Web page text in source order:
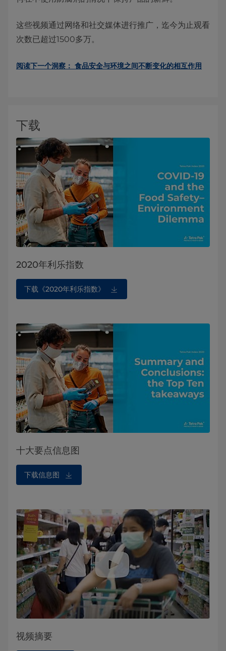
这些视频通过网络和社交媒体进行推广，迄今为止观看
次数已超过1500多万。
阅读下一个洞察： 食品安全与环境之间不断变化的相互作用
下载
2020年利乐指数
下载《2020年利乐指数》
十大要点信息图
下载信息图
视频摘要